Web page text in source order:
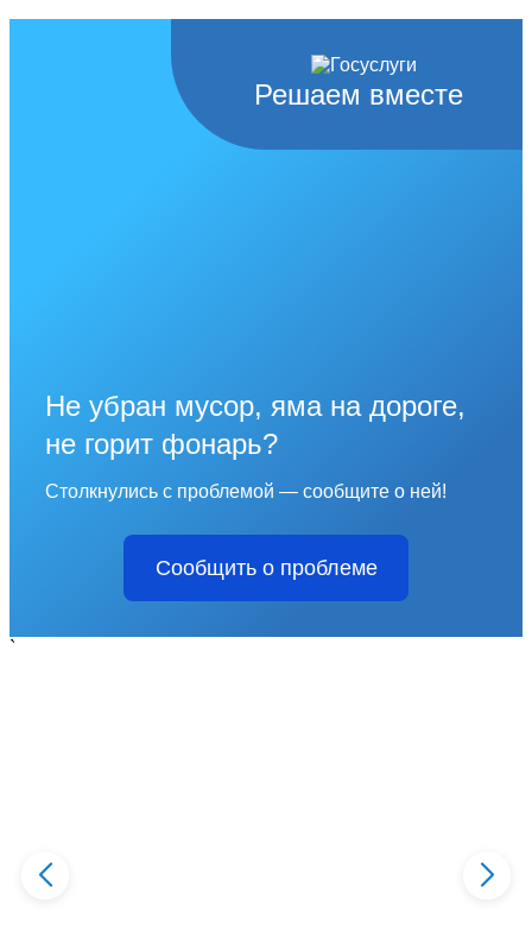
Решаем вместе
Не убран мусор, яма на дороге,
не горит фонарь?
Столкнулись с проблемой — сообщите о ней!
Сообщить о проблеме
`